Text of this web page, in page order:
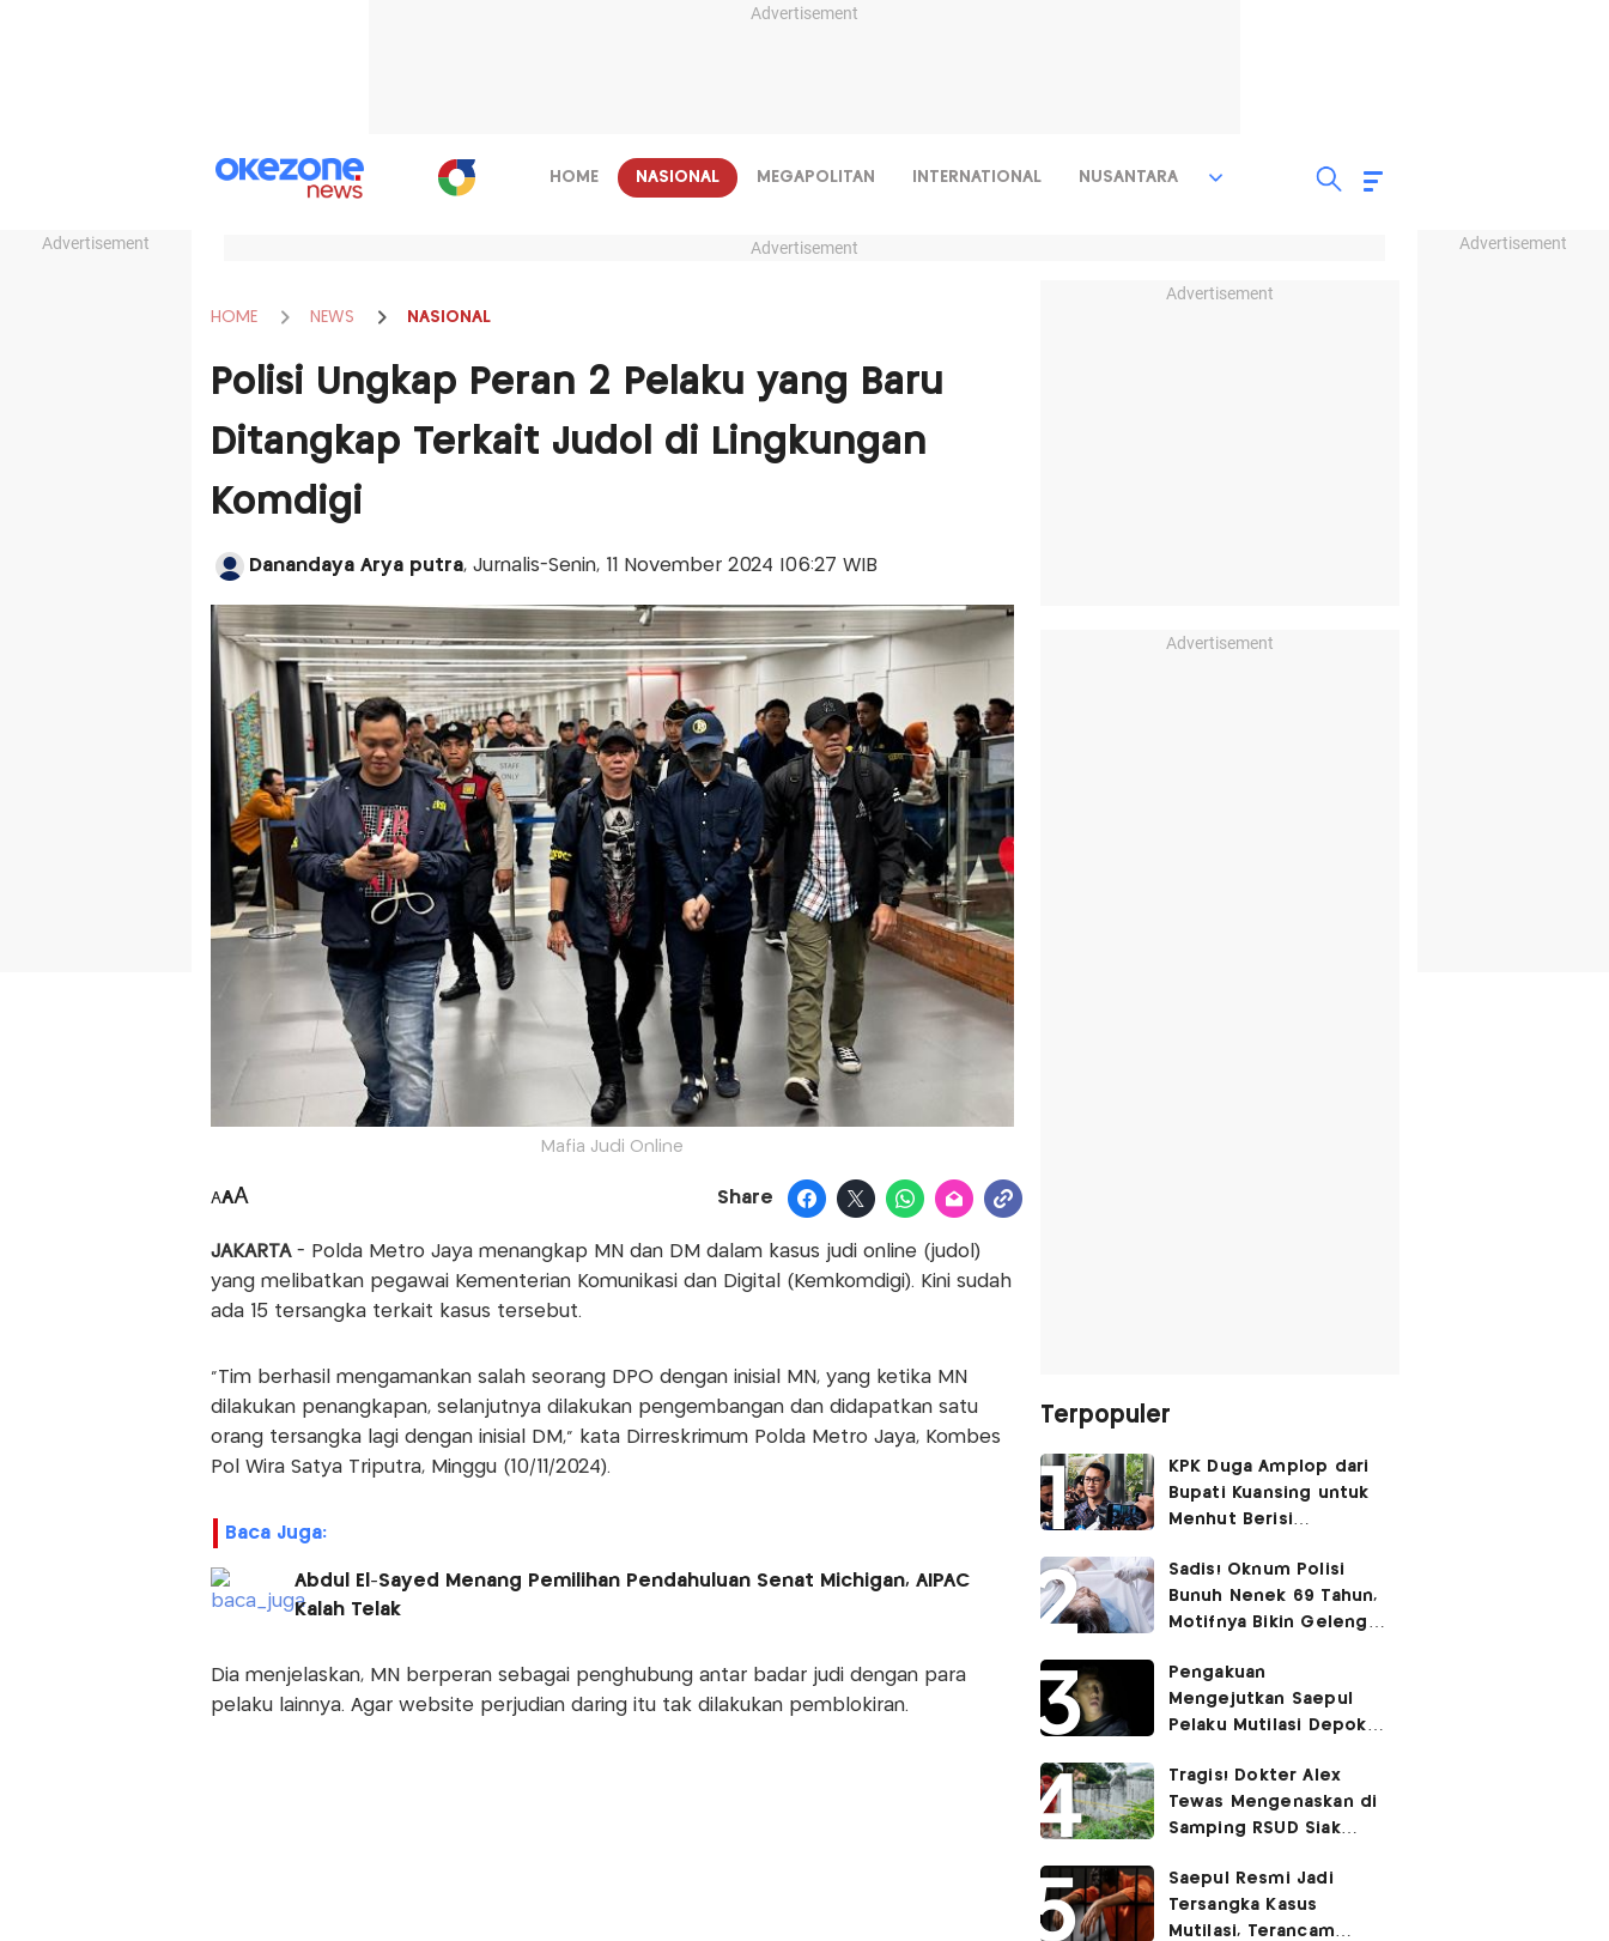
Advertisement
Advertisement Advertisement
HOME NASIONAL MEGAPOLITAN INTERNATIONAL NUSANTARA
Advertisement
HOME NEWS NASIONAL
Polisi Ungkap Peran 2 Pelaku yang Baru
Ditangkap Terkait Judol di Lingkungan
Komdigi
Danandaya Arya putra, Jurnalis-Senin, 11 November 2024 |06:27 WIB
Mafia Judi Online
AAA Share
JAKARTA- Polda Metro Jaya menangkap MN dan DM dalam kasus judi online (judol)
yang melibatkan pegawai Kementerian Komunikasi dan Digital (Kemkomdigi). Kini sudah
ada 15 tersangka terkait kasus tersebut.
"Tim berhasil mengamankan salah seorang DPO dengan inisial MN, yang ketika MN
dilakukan penangkapan, selanjutnya dilakukan pengembangan dan didapatkan satu
orang tersangka lagi dengan inisial DM," kata Dirreskrimum Polda Metro Jaya, Kombes
Pol Wira Satya Triputra, Minggu (10/11/2024).
Baca Juga:
Abdul El-Sayed Menang Pemilihan Pendahuluan Senat Michigan, AIPAC
Kalah Telak
Dia menjelaskan, MN berperan sebagai penghubung antar badar judi dengan para
pelaku lainnya. Agar website perjudian daring itu tak dilakukan pemblokiran.
Advertisement
Advertisement
Terpopuler
KPK Duga Amplop dari
Bupati Kuansing untuk
Menhut Berisi
Pengembaliannya
Belum Utuh
Sadis! Oknum Polisi
Bunuh Nenek 69 Tahun,
Motifnya Bikin Geleng
Pengakuan
Mengejutkan Saepul
Pelaku Mutilasi Depok:
Korban di Kontrakan
Tragis! Dokter Alex
Tewas Mengenaskan di
Samping RSUD Siak
Rocuronium
Saepul Resmi Jadi
Tersangka Kasus
Mutilasi, Terancam